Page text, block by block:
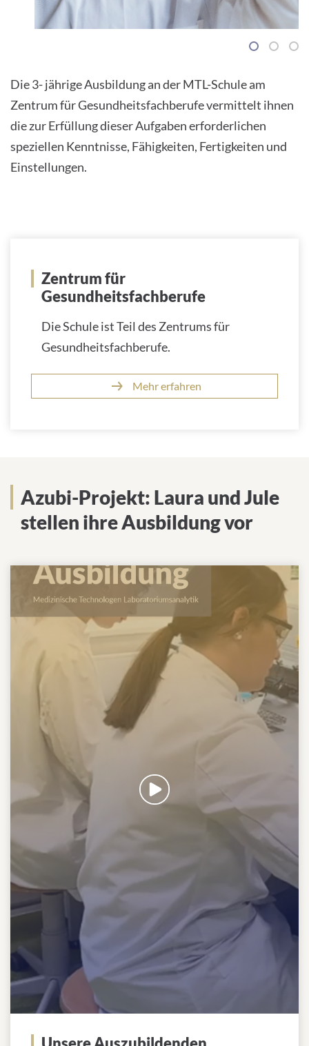
1 2 3
Die 3- jährige Ausbildung an der MTL-Schule am
Zentrum für Gesundheitsfachberufe vermittelt ihnen
die zur Erfüllung dieser Aufgaben erforderlichen
speziellen Kenntnisse, Fähigkeiten, Fertigkeiten und
Einstellungen.
Zentrum für
Gesundheitsfachberufe
Die Schule ist Teil des Zentrums für
Gesundheitsfachberufe.
Mehr erfahren
Azubi-Projekt: Laura und Jule
stellen ihre Ausbildung vor